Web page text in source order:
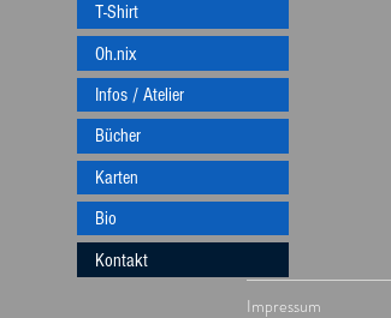
T-Shirt
Oh.nix
Infos / Atelier
Bücher
Karten
Bio
Kontakt
Impressum